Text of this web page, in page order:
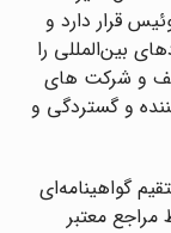
قرار دارد و
بین‌المللی را
و شرکت های
و گستردگی و
گواهینامه‌ای
معتبر